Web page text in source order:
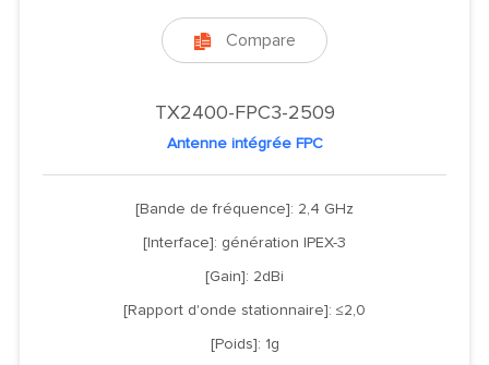
 Compare
TX2400-FPC3-2509
Antenne intégrée FPC
[Bande de fréquence]: 2,4 GHz
[Interface]: génération IPEX-3
[Gain]: 2dBi
[Rapport d'onde stationnaire]: ≤2,0
[Poids]: 1g